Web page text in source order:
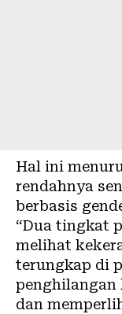
Hal ini
rendahnya
berbasis
“Dua tingkat
melihat
terungkap di
penghilangan
dan